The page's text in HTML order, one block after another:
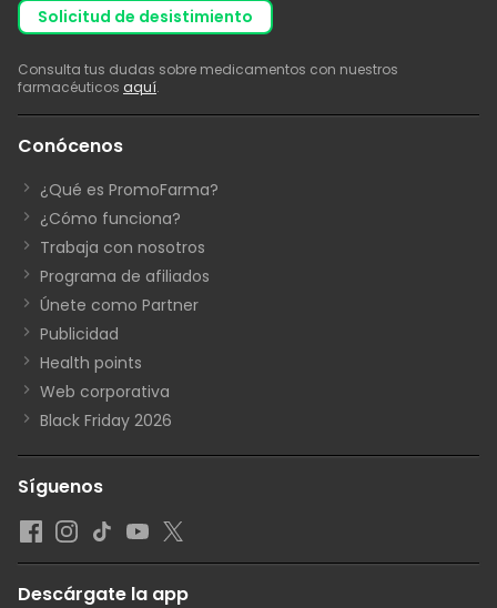
solicitud de desistimiento
Consulta tus dudas sobre medicamentos con nuestros
farmacéuticos aquí.
Conócenos
¿Qué es PromoFarma?
¿Cómo funciona?
Trabaja con nosotros
Programa de afiliados
Únete como Partner
Publicidad
Health points
Web corporativa
Black Friday 2026
Síguenos
Descárgate la app